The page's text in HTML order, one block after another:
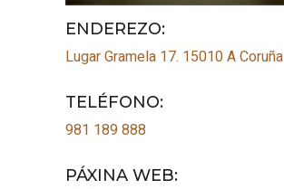
ENDEREZO:
Lugar Gramela 17. 15010A Coruña
TELÉFONO:
981 189 888
PÁXINA WEB: